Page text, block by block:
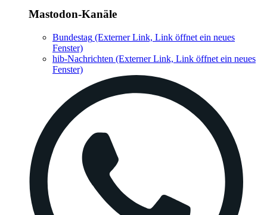
Mastodon-Kanäle
Bundestag (Externer Link, Link öffnet ein neues
Fenster)
hib-Nachrichten (Externer Link, Link öffnet ein neues
Fenster)